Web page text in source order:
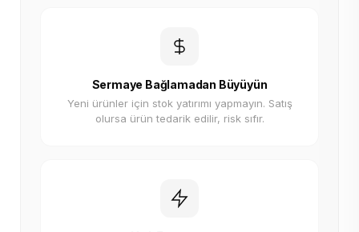
Sermaye Bağlamadan Büyüyün
Yeni ürünler için stok yatırımı yapmayın. Satış
olursa ürün tedarik edilir, risk sıfır.